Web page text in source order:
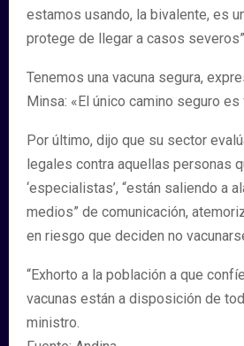
estamos usando, la bivalente, es
protege de llegar a casos
Tenemos una vacuna segura,
Minsa: «El único camino seguro es
Por último, dijo que su sector
legales contra aquellas personas
‘especialistas’, “están saliendo a
medios” de comunicación,
en riesgo que deciden no
“Exhorto a la población a que
vacunas están a disposición de
ministro.